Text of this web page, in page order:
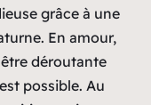
grâce à une
En amour,
déroutante
possible. Au